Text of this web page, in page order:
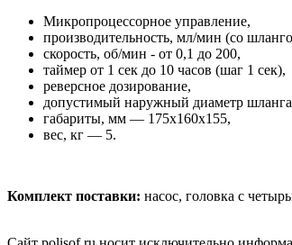
Микропроцессорное управление,
производительность, мл/мин (со
скорость, об/мин - от 0,1 до 200,
таймер от 1 сек до 10 часов (шаг 1 сек),
реверсное дозирование,
допустимый наружный диаметр
габариты, мм — 175x160x155,
вес, кг — 5.
Комплект поставки: насос, головка с